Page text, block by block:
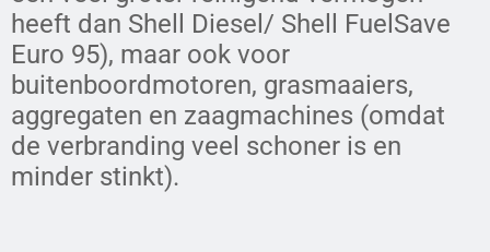
heeft dan Shell Diesel/ Shell FuelSave
Euro 95), maar ook voor
buitenboordmotoren, grasmaaiers,
aggregaten en zaagmachines (omdat
de verbranding veel schoner is en
minder stinkt).